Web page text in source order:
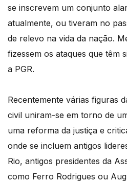
se inscrevem um conjunto
atualmente, ou tiveram no
de relevo na vida da nação.
fizessem os ataques que têm
a PGR.
Recentemente várias figuras
civil uniram-se em torno de
uma reforma da justiça e
onde se incluem antigos
Rio, antigos presidentes da
como Ferro Rodrigues ou